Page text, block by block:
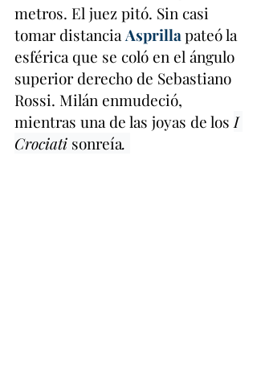
metros. El juez pitó. Sin casi
tomar distancia Asprillapateó la
esférica que se coló en el ángulo
superior derecho de Sebastiano
Rossi. Milán enmudeció,
mientras una de las joyas de los I
Crociati sonreía.